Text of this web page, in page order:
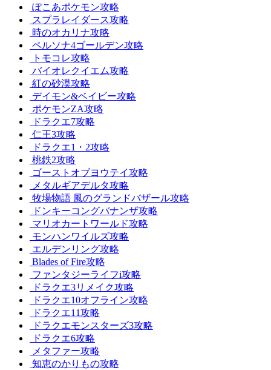
ぽこあポケモン攻略
スプラレイダース攻略
時のオカリナ攻略
ペルソナ4ゴールデン攻略
トモコレ攻略
バイオレクイエム攻略
紅の砂漠攻略
デイモン&ベイビー攻略
ポケモンZA攻略
ドラクエ7攻略
仁王3攻略
ドラクエ1・2攻略
桃鉄2攻略
ゴーストオブヨウテイ攻略
メタルギアデルタ攻略
牧場物語 風のグランドバザール攻略
ドンキーコングバナンザ攻略
マリオカートワールド攻略
モンハンワイルズ攻略
エルデンリング攻略
Blades of Fire攻略
ファンタジーライフi攻略
ドラクエ3リメイク攻略
ドラクエ10オフライン攻略
ドラクエ11攻略
ドラクエモンスターズ3攻略
ドラクエ6攻略
メタファー攻略
知恵のかりもの攻略